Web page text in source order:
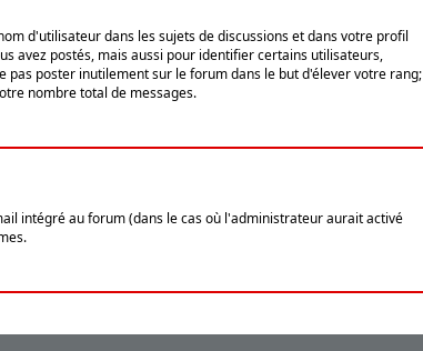
d'utilisateur dans les sujets de discussions et dans votre profil
avez postés, mais aussi pour identifier certains utilisateurs,
poster inutilement sur le forum dans le but d'élever votre rang;
nombre total de messages.
intégré au forum (dans le cas où l'administrateur aurait activé